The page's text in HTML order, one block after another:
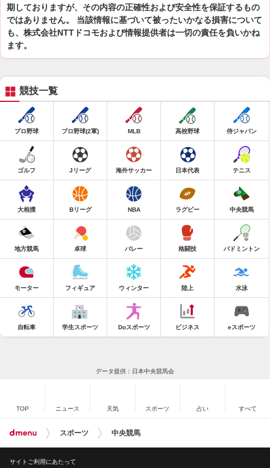
期しておりますが、その内容の正確性および安全性を保証するもの
ではありません。 当該情報に基づいて被ったいかなる損害について
も、株式会社NTTドコモおよび情報提供者は一切の責任を負いかね
ます。
競技一覧
プロ野球 プロ野球(2軍) MLB 高校野球 侍ジャパン
ゴルフ Jリーグ 海外サッカー 日本代表 テニス
大相撲 Bリーグ NBA ラグビー 中央競馬
地方競馬 卓球 バレー 格闘技 バドミントン
モーター フィギュア ウィンター 陸上 水泳
自転車 学生スポーツ Doスポーツ ビジネス eスポーツ
データ提供：日本中央競馬会
TOP ニュース 天気 スポーツ 占い すべて
スポーツ 中央競馬
サイトご利用にあたって